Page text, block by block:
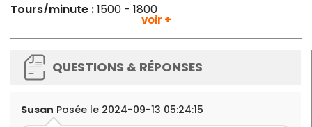
Tours/minute :1500 - 1800
: L 250 x P 420 x H 360 mm
Puissance: 600 W
Alimentation
Poids: 14,5 kg
voir +
QUESTIONS & RÉPONSES
Susan Posée le 2024-09-13 05:24:15